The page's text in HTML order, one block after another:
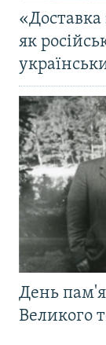
«Доставка
як
День
Великого